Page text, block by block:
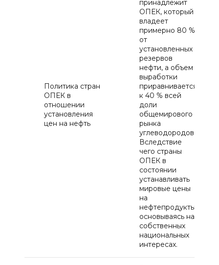
Политика стран
ОПЕК в
отношении
установления
цен на нефть
принадлежит
ОПЕК, который
владеет
примерно 80 %
от
установленных
резервов
нефти, а объем
выработки
приравнивается
к 40 % всей
доли
общемирового
рынка
углеводородов.
Вследствие
чего страны
ОПЕК в
состоянии
устанавливать
мировые цены
на
нефтепродукты,
основываясь на
собственных
национальных
интересах.